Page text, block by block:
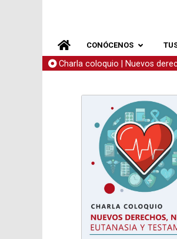
CONÓCENOS
Charla coloquio | Nuevos